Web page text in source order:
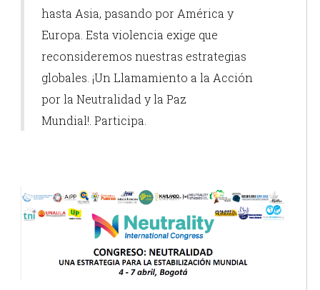
hasta Asia, pasando por América y
Europa. Esta violencia exige que
reconsideremos nuestras estrategias
globales. ¡Un Llamamiento a la Acción
por la Neutralidad y la Paz
Mundial!. Participa.